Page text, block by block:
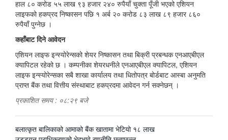
हाल ८० करोड ५५ लाख ९३ हजार २४० रुपैयाँ चुक्ता पूँजी भएको एशियन
लाइफको हकप्रद निष्कासन पछि १ अर्ब २० करोड ८३ लाख ८९ हजार ८६०
रुपैयाँ पुग्नेछ ।
कहाँबाट दिने आवेदन
एशियन लाइफ इन्स्योरेन्सको शेयर निष्कासन तथा बिक्री प्रबन्धक एनआएबीएल
क्यापिटल रहेको छ । कम्पनीका शेयरधनीले एनआएबीएल क्यापिटल, एशियन
लाइफ इन्स्योरेन्सका सबै शाखा कार्यालय तथा धितोपत्र बोर्डबाट आस्बा अनुमति
प्राप्त बैंक तथा वित्तीय संस्थाबाट हकप्रदमा आवेदन गर्न सक्नेछन् ।
प्रकाशित समय : ०८:२९ बजे
पछिल्लाे
बलात्कृत बालिकाको आमाको बैंक खातामा भेटियो १८ लाख